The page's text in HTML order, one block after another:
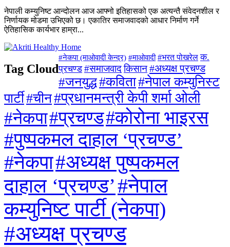
नेपाली कम्युनिष्ट आन्दोलन आज आफ्नो इतिहासको एक अत्यन्तै संवेदनशील र
निर्णायक मोडमा उभिएको छ। एकातिर समाजवादको आधार निर्माण गर्ने
ऐतिहासिक कार्यभार हाम्रा...
Tag Cloud
#नेकपा (माओवादी केन्द्र) #माओवादी #भरत पोखरेल क.
प्रचण्ड #समाजवादकिसान#अध्यक्ष प्रचण्ड
#जनयुद्ध#कविता#नेपाल कम्युनिस्ट
पार्टी#चीन#प्रधानमन्त्री केपी शर्मा ओली
#नेकपा#प्रचण्ड#कोरोना भाइरस
#पुष्पकमल दाहाल ‘प्रचण्ड’
#नेकपा#अध्यक्ष पुष्पकमल
दाहाल ‘प्रचण्ड’#नेपाल
कम्युनिष्ट पार्टी (नेकपा)
#अध्यक्ष प्रचण्ड